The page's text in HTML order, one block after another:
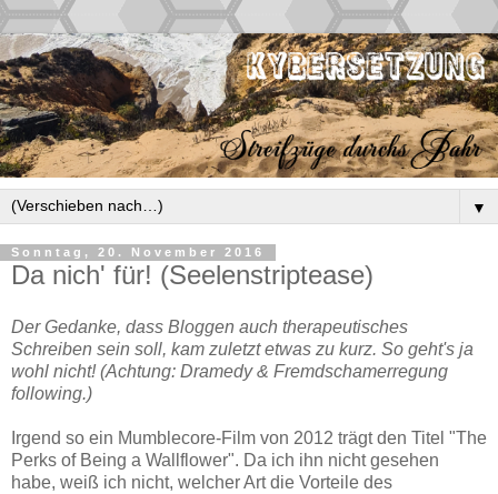
▼
Sonntag, 20. November 2016
Da nich' für! (Seelenstriptease)
Der Gedanke, dass Bloggen auch therapeutisches
Schreiben sein soll, kam zuletzt etwas zu kurz. So geht's ja
wohl nicht! (Achtung: Dramedy & Fremdschamerregung
following.)
Irgend so ein Mumblecore-Film von 2012 trägt den Titel "The
Perks of Being a Wallflower". Da ich ihn nicht gesehen
habe, weiß ich nicht, welcher Art die Vorteile des